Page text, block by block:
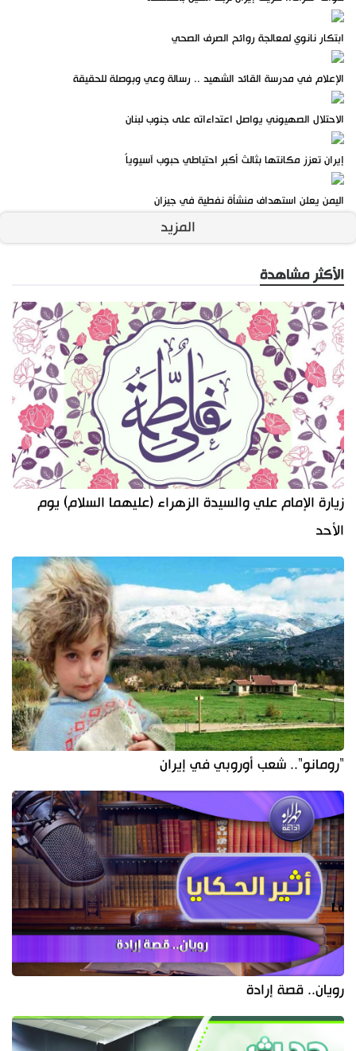
ابتكار نانوي لمعالجة روائح الصرف الصحي
الإعلام في مدرسة القائد الشهيد .. رسالة وعي وبوصلة للحقيقة
الاحتلال الصهيوني يواصل اعتداءاته على جنوب لبنان
إيران تعزز مكانتها بثالث أكبر احتياطي حبوب آسيوياً
اليمن يعلن استهداف منشأة نفطية في جيزان
المزيد
الأكثر مشاهدة
زيارة الإمام علي والسيدة الزهراء (عليهما السلام) يوم
الأحد
"رومانو".. شعب أوروبي في إيران
رويان.. قصة إرادة